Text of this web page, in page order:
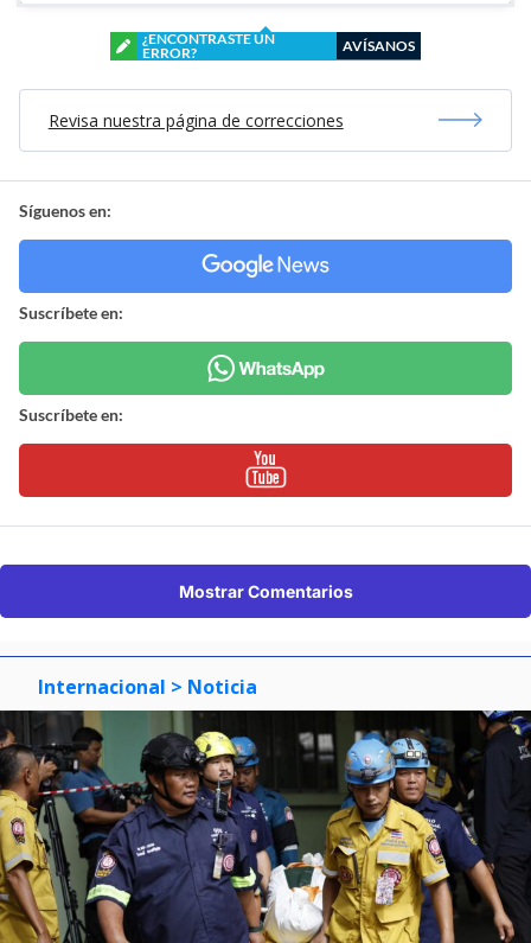
¿ENCONTRASTE UN
ERROR?
AVÍSANOS
Revisa nuestra página de correcciones
Síguenos en:
Suscríbete en:
Suscríbete en:
Mostrar Comentarios
Internacional > Noticia